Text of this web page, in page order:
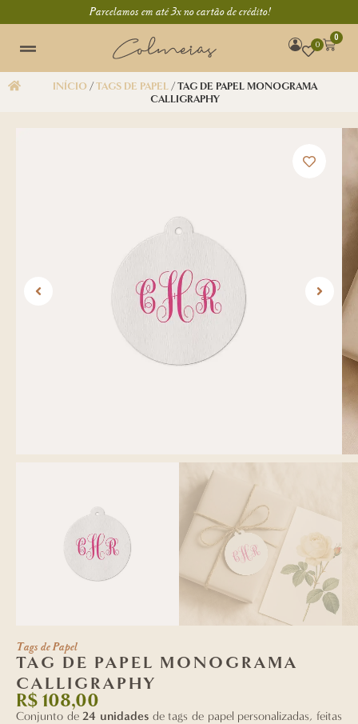
Parcelamos em até 3x no cartão de crédito!
0
0
INÍCIO/TAGS DE PAPEL/ TAG DE PAPEL MONOGRAMA
CALLIGRAPHY
Tags de Papel
TAG DE PAPEL MONOGRAMA
CALLIGRAPHY
R$ 108,00
Conjunto de24 unidades de tags de papel personalizadas, feitas